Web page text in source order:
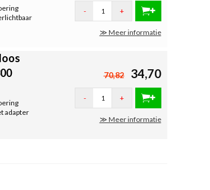
- +
≫ Meer informatie
adapter
70,82 34,70
- +
≫ Meer informatie